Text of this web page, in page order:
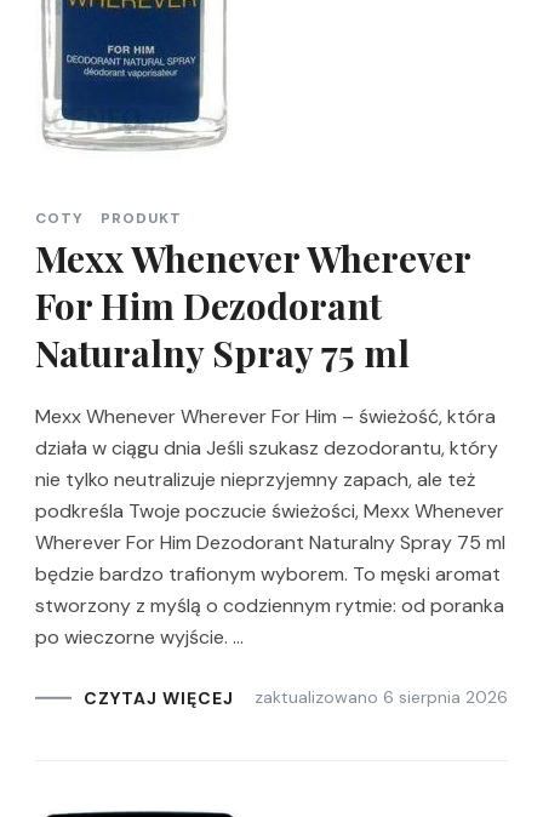
COTY PRODUKT
Mexx Whenever Wherever
For Him Dezodorant
Naturalny Spray 75 ml
Mexx Whenever Wherever For Him – świeżość, która
działa w ciągu dnia Jeśli szukasz dezodorantu, który
nie tylko neutralizuje nieprzyjemny zapach, ale też
podkreśla Twoje poczucie świeżości, Mexx Whenever
Wherever For Him Dezodorant Naturalny Spray 75 ml
będzie bardzo trafionym wyborem. To męski aromat
stworzony z myślą o codziennym rytmie: od poranka
po wieczorne wyjście. …
CZYTAJ WIĘCEJ zaktualizowano 6 sierpnia 2026